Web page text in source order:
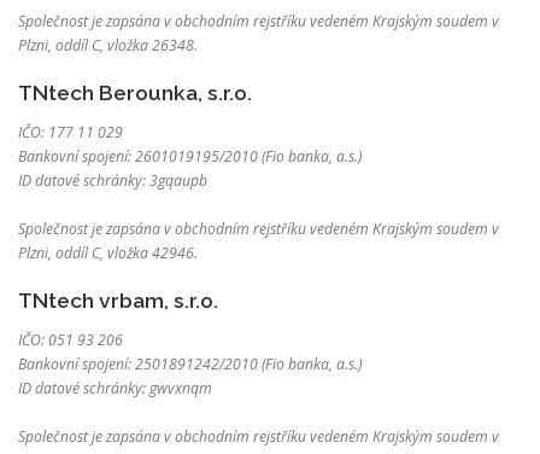
Společnost je zapsána v obchodním rejstříku vedeném Krajským soudem v
Plzni, oddíl C, vložka 26348.
TNtech Berounka, s.r.o.
IČO: 177 11 029
Bankovní spojení: 2601019195/2010 (Fio banka, a.s.)
ID datové schránky: 3gqaupb
Společnost je zapsána v obchodním rejstříku vedeném Krajským soudem v
Plzni, oddíl C, vložka 42946.
TNtech vrbam, s.r.o.
IČO: 051 93 206
Bankovní spojení: 2501891242/2010 (Fio banka, a.s.)
ID datové schránky: gwvxnqm
Společnost je zapsána v obchodním rejstříku vedeném Krajským soudem v